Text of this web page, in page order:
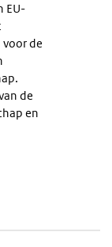
EU-
voor de
de
en